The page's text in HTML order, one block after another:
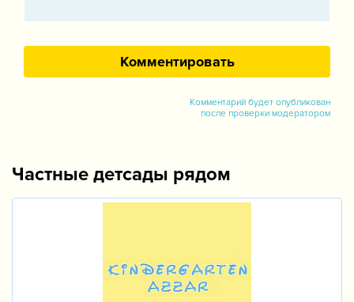
Комментарий будет опубликован
после проверки модератором
Частные детсады рядом